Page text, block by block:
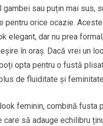
gambei sau puțin mai sus,
pentru orice ocazie.
elegant, dar nu prea
în oraș. Dacă vrei un
opta pentru o fustă
de fluiditate și
feminin, combină fusta
să adauge echilibru